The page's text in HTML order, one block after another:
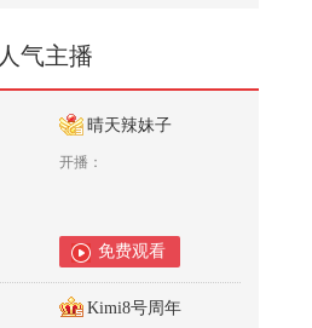
人气主播
晴天辣妹子
开播：
免费观看
Kimi8号周年